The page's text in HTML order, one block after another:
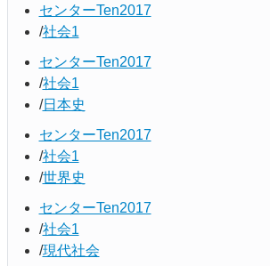
センターTen2017
社会1
センターTen2017
社会1
日本史
センターTen2017
社会1
世界史
センターTen2017
社会1
現代社会